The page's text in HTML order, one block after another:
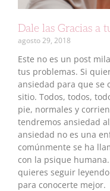
Dale las Gracias a
agosto 29, 2018
Este no es un post
tus problemas. Si
ansiedad para que se
sitio. Todos, todos,
pie, normales y
tendremos ansiedad
ansiedad no es una
comúnmente se ha
con la psique
quieres seguir
para conocerte mejor.